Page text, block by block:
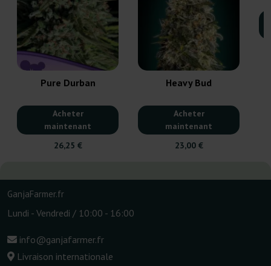
Pure Durban
Acheter
maintenant
26,25 €
Heavy Bud
Acheter
maintenant
23,00 €
GanjaFarmer.fr
Lundi - Vendredi / 10:00 - 16:00
info@ganjafarmer.fr
Livraison internationale